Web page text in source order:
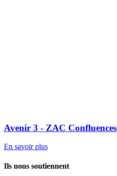
Avenir 3 - ZAC Confluences
En savoir plus
Ils nous soutiennent